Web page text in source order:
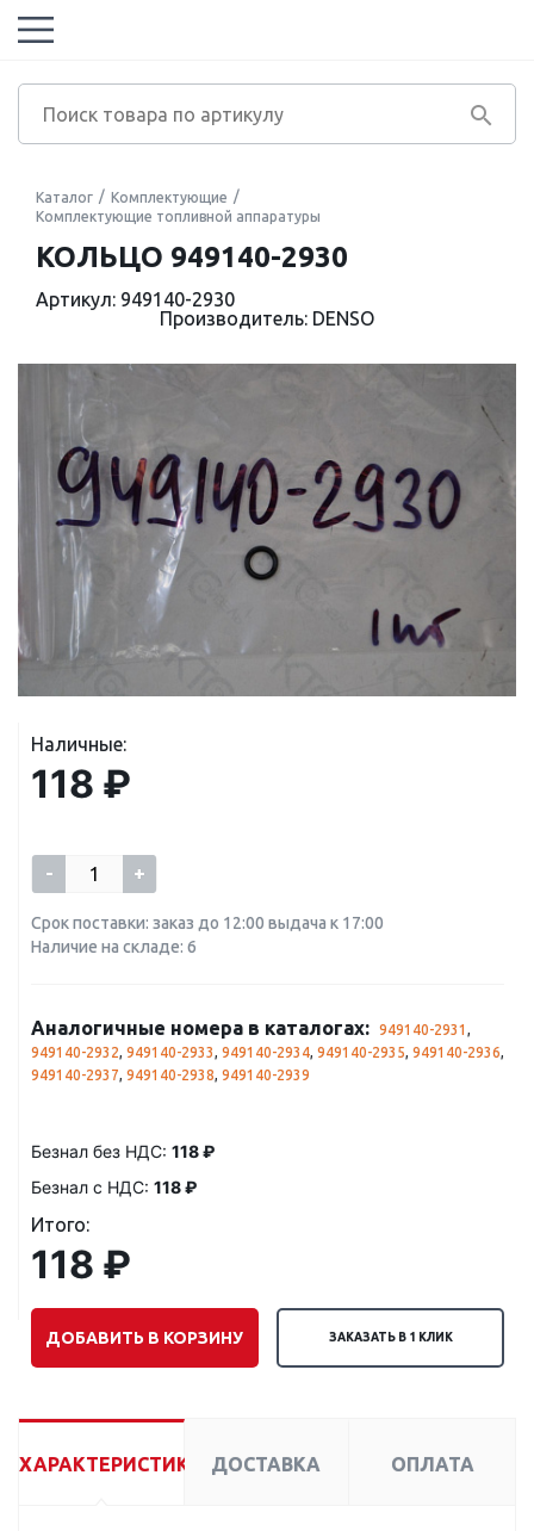
Каталог
Комплектующие
Комплектующие топливной аппаратуры
КОЛЬЦО 949140-2930
Артикул: 949140-2930
Производитель: DENSO
Наличные:
118 ₽
- +
Срок поставки: заказ до 12:00 выдача к 17:00
Наличие на складе: 6
Аналогичные номера в каталогах: 949140-2931 ,
949140-2932, 949140-2933, 949140-2934, 949140-2935, 949140-2936,
949140-2937, 949140-2938, 949140-2939
Безнал без НДС: 118 ₽
Безнал с НДС: 118 ₽
Итого:
118 ₽
ДОБАВИТЬ В КОРЗИНУ ЗАКАЗАТЬ В 1 КЛИК
ХАРАКТЕРИСТИКИ ДОСТАВКА ОПЛАТА